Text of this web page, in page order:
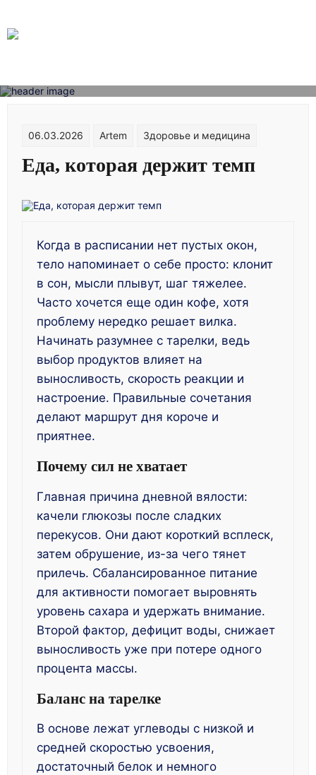
content
06.03.2026 Artem Здоровье и медицина
Еда, которая держит темп
Когда в расписании нет пустых окон,
тело напоминает о себе просто: клонит
в сон, мысли плывут, шаг тяжелее.
Часто хочется еще один кофе, хотя
проблему нередко решает вилка.
Начинать разумнее с тарелки, ведь
выбор продуктов влияет на
выносливость, скорость реакции и
настроение. Правильные сочетания
делают маршрут дня короче и
приятнее.
Почему сил не хватает
Главная причина дневной вялости:
качели глюкозы после сладких
перекусов. Они дают короткий всплеск,
затем обрушение, из-за чего тянет
прилечь. Сбалансированное питание
для активности помогает выровнять
уровень сахара и удержать внимание.
Второй фактор, дефицит воды, снижает
выносливость уже при потере одного
процента массы.
Баланс на тарелке
В основе лежат углеводы с низкой и
средней скоростью усвоения,
достаточный белок и немного